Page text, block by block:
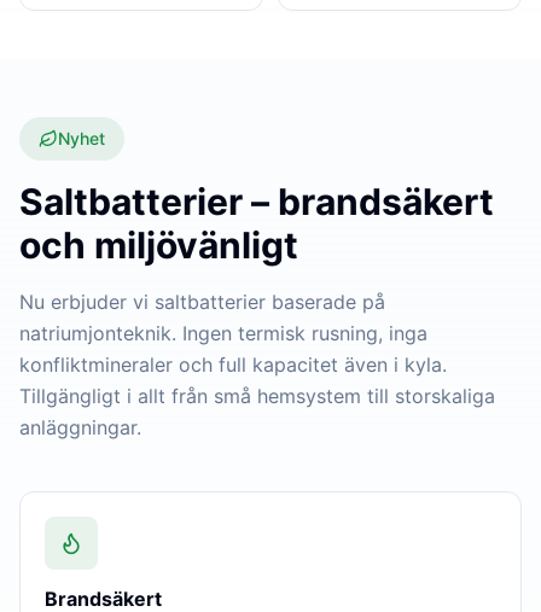
Nyhet
Saltbatterier – brandsäkert
och miljövänligt
Nu erbjuder vi saltbatterier baserade på
natriumjonteknik. Ingen termisk rusning, inga
konfliktmineraler och full kapacitet även i kyla.
Tillgängligt i allt från små hemsystem till storskaliga
anläggningar.
Brandsäkert